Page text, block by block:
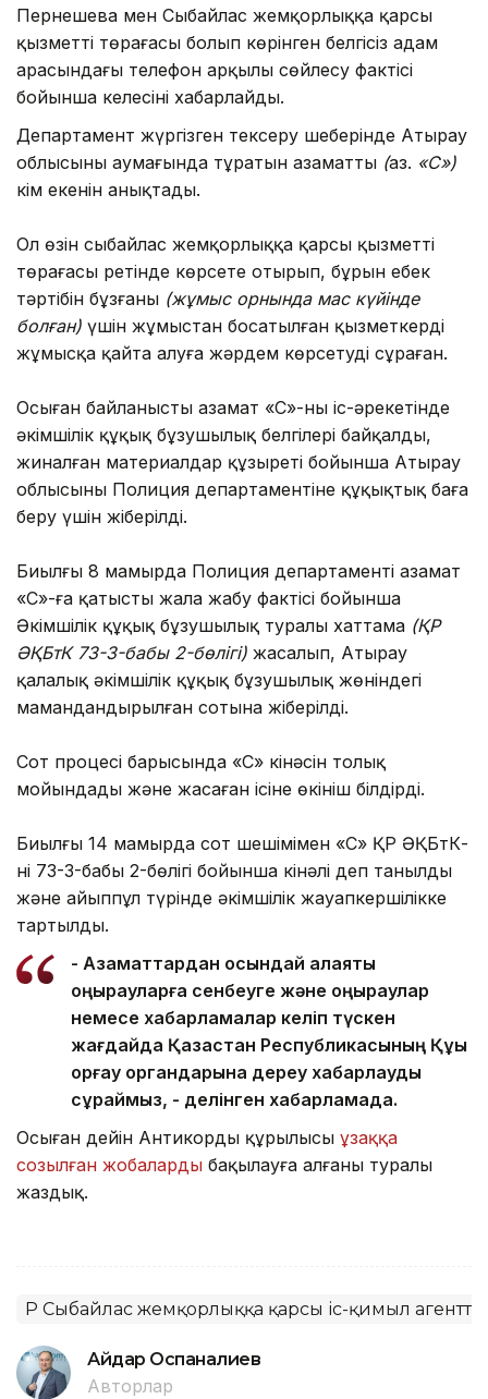
Пернешева мен Сыбайлас жемқорлыққа қарсы
қызметтің төрағасы болып көрінген белгісіз адам
арасындағы телефон арқылы сөйлесу фактісі
бойынша келесіні хабарлайды.
Департамент жүргізген тексеру шеңберінде Атырау
облысының аумағында тұратын азаматтың (аз. «С»)
кім екенін анықтады.
Ол өзін сыбайлас жемқорлыққа қарсы қызметтің
төрағасы ретінде көрсете отырып, бұрын еңбек
тәртібін бұзғаны (жұмыс орнында мас күйінде
болған) үшін жұмыстан босатылған қызметкерді
жұмысқа қайта алуға жәрдем көрсетуді сұраған.
Осыған байланысты азамат «С»-ның іс-әрекетінде
әкімшілік құқық бұзушылық белгілері байқалды,
жиналған материалдар құзыреті бойынша Атырау
облысының Полиция департаментіне құқықтық баға
беру үшін жіберілді.
Биылғы 8 мамырда Полиция департаменті азамат
«С»-ға қатысты жала жабу фактісі бойынша
Әкімшілік құқық бұзушылық туралы хаттама (ҚР
ӘҚБтК 73-3-бабы 2-бөлігі) жасалып, Атырау
қалалық әкімшілік құқық бұзушылық жөніндегі
мамандандырылған сотына жіберілді.
Сот процесі барысында «С» кінәсін толық
мойындады және жасаған ісіне өкініш білдірді.
Биылғы 14 мамырда сот шешімімен «С» ҚР ӘҚБтК-
нің 73-3-бабы 2-бөлігі бойынша кінәлі деп танылды
және айыппұл түрінде әкімшілік жауапкершілікке
тартылды.
- Азаматтардан осындай алаяқтық
қоңырауларға сенбеуге және қоңыраулар
немесе хабарламалар келіп түскен
жағдайда Қазақстан Республикасының Құқық
қорғау органдарына дереу хабарлауды
сұраймыз, - делінген хабарламада.
Осыған дейін Антикордың құрылысы ұзаққа
созылған жобаларды бақылауға алғаны туралы
жаздық.
ҚР Сыбайлас жемқорлыққа қарсы іс-қимыл агенттігі
Айдар Оспаналиев
Авторлар